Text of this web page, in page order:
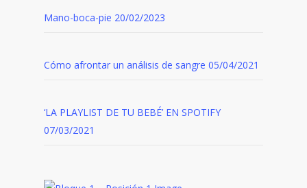
Mano-boca-pie 20/02/2023
Cómo afrontar un análisis de sangre 05/04/2021
‘LA PLAYLIST DE TU BEBÉ’ EN SPOTIFY
07/03/2021